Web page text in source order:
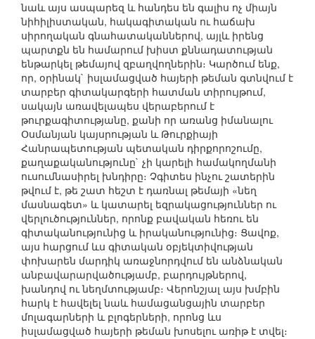
նաև այս ասպարեզ և հանդես են գալիս ոչ միայն
նիհիլիստական, հակագիտական ու հաճախ
սիրողական գնահատականներով, այլև իրենց
պարտքն են համարում խիստ քննադատության
ենթարկել թեմայով զբաղվողներին։ Կարծում ենք,
որ, օրինակ` իսլամացված հայերի թեման գտնվում է
տարբեր գիտակարգերի հատման տիրույթում,
սակայն առավելապես վերաբերում է
թուրքագիտությանը, քանի որ առանց իմանալու
Օսմանյան կայսրության և Թուրքիայի
Հանրապետության պետական դիրքորոշումը,
քաղաքականությունը` չի կարելի համակողմանի
ուսումնասիրել խնդիրը։ Չգիտես ինչու շատերին
թվում է, թե շատ հեշտ է դառնալ թեմայի «նեղ
մասնագետ» և կատարել եզրակացություններ ու
վերլուծություններ, որոնք բավական հեռու են
գիտականությունից և իրականությունից։ Ցավոք,
այս հարցում ևս գիտական օբյեկտիվության
փոխարեն մարդիկ առաջնորդվում են անձնական
անբավարարվածությամբ, բարդույթներով,
խանդով ու նեղմտությամբ։ Վերոնշյալ այս խմբին
հարկ է հավելել նաև համացանցային տարբեր
մոլագարների և բլոգերների, որոնց ևս
իսլամացված հայերի թեման խոսելու առիթ է տվել։